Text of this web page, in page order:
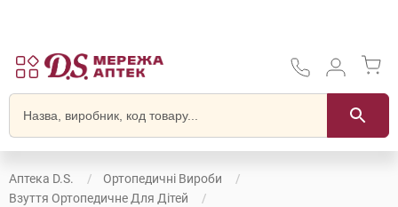
Аптека D.S.
Ортопедичні Вироби
Взуття Ортопедичне Для Дітей